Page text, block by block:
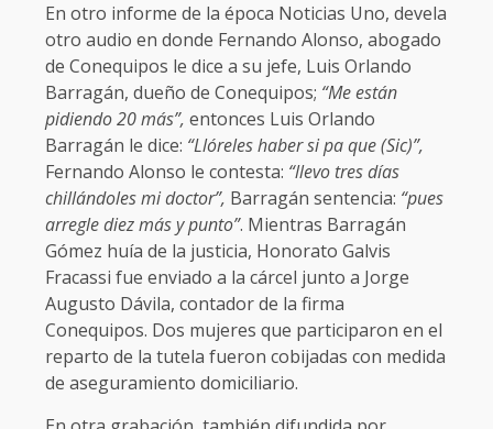
En otro informe de la época Noticias Uno, devela
otro audio en donde Fernando Alonso, abogado
de Conequipos le dice a su jefe, Luis Orlando
Barragán, dueño de Conequipos; “Me están
pidiendo 20 más”, entonces Luis Orlando
Barragán le dice: “Llóreles haber si pa que (Sic)”,
Fernando Alonso le contesta: “llevo tres días
chillándoles mi doctor”, Barragán sentencia: “pues
arregle diez más y punto”. Mientras Barragán
Gómez huía de la justicia, Honorato Galvis
Fracassi fue enviado a la cárcel junto a Jorge
Augusto Dávila, contador de la firma
Conequipos. Dos mujeres que participaron en el
reparto de la tutela fueron cobijadas con medida
de aseguramiento domiciliario.